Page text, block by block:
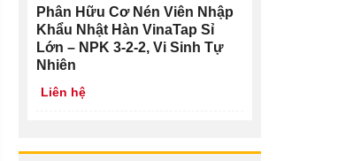
Phân Hữu Cơ Nén Viên Nhập
Khẩu Nhật Hàn VinaTap Sỉ
Lớn – NPK 3-2-2, Vi Sinh Tự
Nhiên
Liên hệ